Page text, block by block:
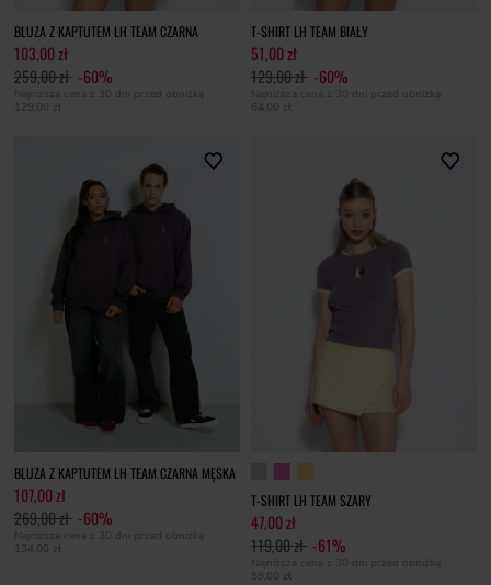
BLUZA Z KAPTUTEM LH TEAM CZARNA
103,00 zł
259,00 zł -60%
Najniższa cena z 30 dni przed obniżką
129,00 zł
T-SHIRT LH TEAM BIAŁY
51,00 zł
129,00 zł -60%
Najniższa cena z 30 dni przed obniżką
64,00 zł
BLUZA Z KAPTUTEM LH TEAM CZARNA MĘSKA
107,00 zł
269,00 zł -60%
Najniższa cena z 30 dni przed obniżką
134,00 zł
T-SHIRT LH TEAM SZARY
47,00 zł
119,00 zł -61%
Najniższa cena z 30 dni przed obniżką
59,00 zł